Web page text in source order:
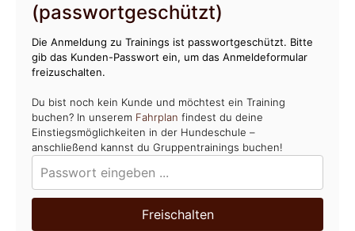
(passwortgeschützt)
Die Anmeldung zu Trainings ist passwortgeschützt. Bitte
gib das Kunden-Passwort ein, um das Anmeldeformular
freizuschalten.
Du bist noch kein Kunde und möchtest ein Training
buchen? In unserem Fahrplan findest du deine
Einstiegsmöglichkeiten in der Hundeschule –
anschließend kannst du Gruppentrainings buchen!
Freischalten